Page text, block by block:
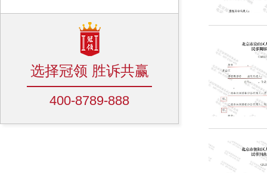
选择冠领 胜诉共赢
400-8789-888